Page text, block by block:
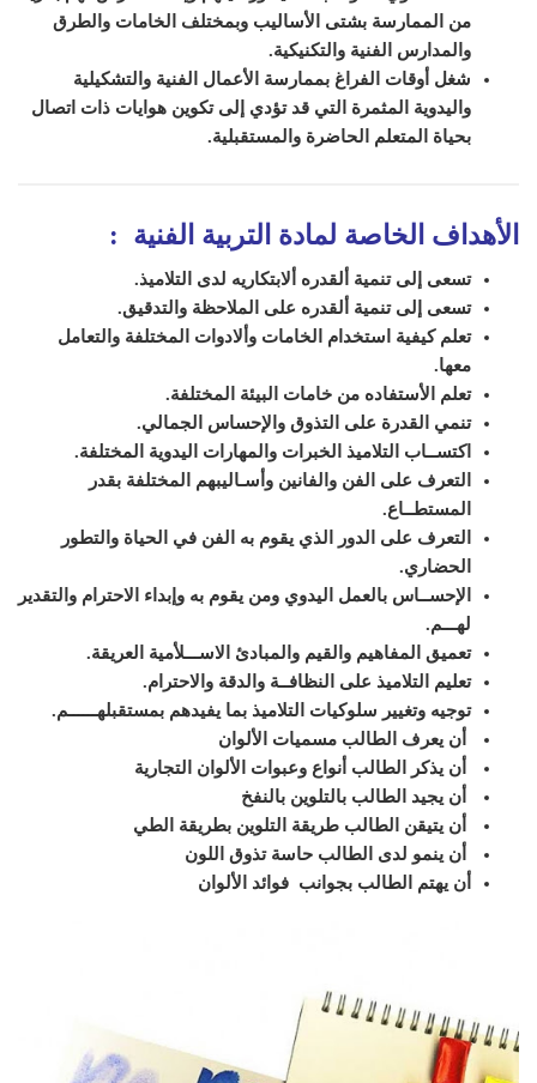
من الممارسة بشتى الأساليب وبمختلف الخامات والطرق
والمدارس الفنية والتكنيكية.
شغل أوقات الفراغ بممارسة الأعمال الفنية والتشكيلية
واليدوية المثمرة التي قد تؤدي إلى تكوين هوايات ذات اتصال
بحياة المتعلم الحاضرة والمستقبلية.
الأهداف الخاصة لمادة التربية الفنية :
تسعى إلى تنمية ألقدره ألابتكاريه لدى التلاميذ.
تسعى إلى تنمية ألقدره على الملاحظة والتدقيق.
تعلم كيفية استخدام الخامات وألادوات المختلفة والتعامل
معها.
تعلم الأستفاده من خامات البيئة المختلفة.
تنمي القدرة على التذوق والإحساس الجمالي.
اكتســاب التلاميذ الخبرات والمهارات اليدوية المختلفة.
التعرف على الفن والفانين وأسـاليبهم المختلفة بقدر
المستطــاع.
التعرف على الدور الذي يقوم به الفن في الحياة والتطور
الحضاري.
الإحســاس بالعمل اليدوي ومن يقوم به وإبداء الاحترام والتقدير
لهـــم.
تعميق المفاهيم والقيم والمبادئ الاســـلأمية العريقة.
تعليم التلاميذ على النظافــة والدقة والاحترام.
توجيه وتغيير سلوكيات التلاميذ بما يفيدهم بمستقبلهــــــم.
أن يعرف الطالب مسميات الألوان
أن يذكر الطالب أنواع وعبوات الألوان التجارية
أن يجيد الطالب بالتلوين بالنفخ
أن يتيقن الطالب طريقة التلوين بطريقة الطي
أن ينمو لدى الطالب حاسة تذوق اللون
أن يهتم الطالب بجوانب فوائد الألوان